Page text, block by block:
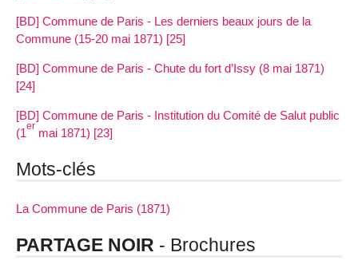
[BD] Commune de Paris - Les derniers beaux jours de la
Commune (15-20 mai 1871) [25]
[BD] Commune de Paris - Chute du fort d’Issy (8 mai 1871)
[24]
[BD] Commune de Paris - Institution du Comité de Salut public
(1er mai 1871) [23]
Mots-clés
La Commune de Paris (1871)
PARTAGE NOIR - Brochures